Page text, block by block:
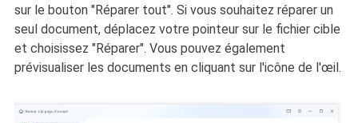
sur le bouton "Réparer tout". Si vous souhaitez réparer un
seul document, déplacez votre pointeur sur le fichier cible
et choisissez "Réparer". Vous pouvez également
prévisualiser les documents en cliquant sur l'icône de l'œil.